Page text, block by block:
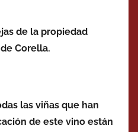
de la propiedad
Corella.
las viñas que han
de este vino están